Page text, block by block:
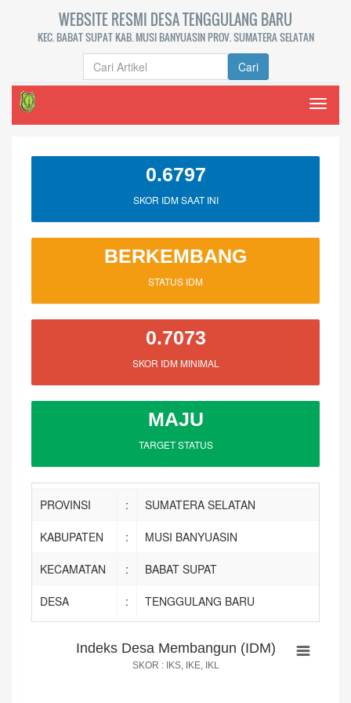
WEBSITE RESMI DESA TENGGULANG BARU
KEC. BABAT SUPAT KAB. MUSI BANYUASIN PROV. SUMATERA SELATAN
Cari
Toggle
0.6797
SKOR IDM SAAT INI
BERKEMBANG
STATUS IDM
0.7073
SKOR IDM MINIMAL
MAJU
TARGET STATUS
PROVINSI : SUMATERA SELATAN
KABUPATEN : MUSI BANYUASIN
KECAMATAN : BABAT SUPAT
DESA : TENGGULANG BARU
Indeks Desa Membangun (IDM)
Pie chart with 3 slices.
Indeks Desa Membangun (IDM)
SKOR : IKS, IKE, IKL